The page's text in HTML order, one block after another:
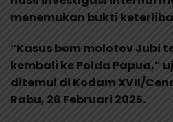
menemukan bukti
“Kasus bom molotov Jubi
kembali ke Polda Papua,”
ditemui di Kodam XVII/
Rabu, 26 Februari 2025.